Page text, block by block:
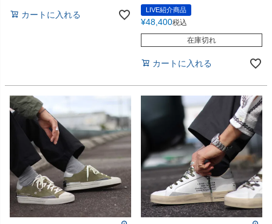
カートに入れる LIVE紹介商品
¥48,400税込
在庫切れ
カートに入れる